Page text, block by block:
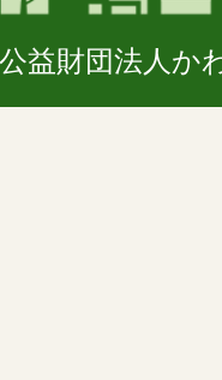
益財団法人か